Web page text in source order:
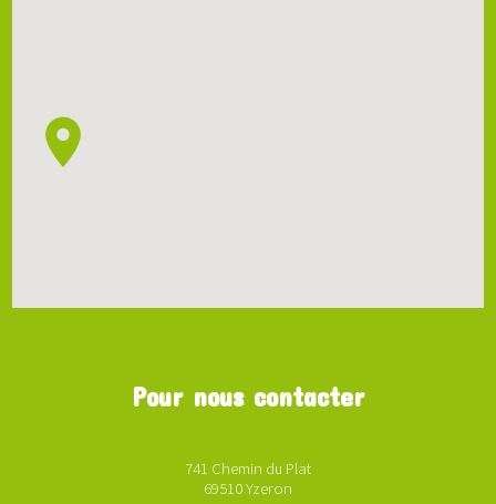
Pour nous contacter
741 Chemin du Plat
69510 Yzeron